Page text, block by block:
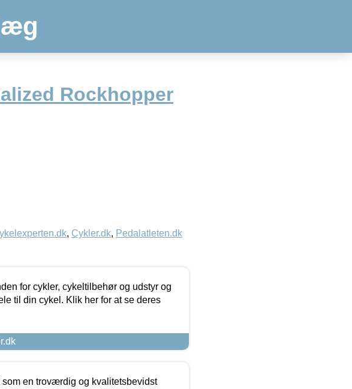
Rockhopper
, Cykler.dk, Pedalatleten.dk
for cykler, cykeltilbehør og udstyr og
til din cykel. Klik her for at se deres
en troværdig og kvalitetsbevidst